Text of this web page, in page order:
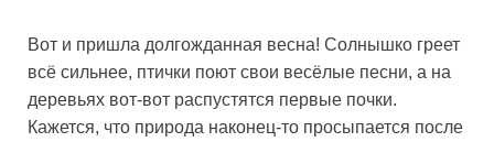
Вот и пришла долгожданная весна! Солнышко греет
всё сильнее, птички поют свои весёлые песни, а на
деревьях вот-вот распустятся первые почки.
Кажется, что природа наконец-то просыпается после